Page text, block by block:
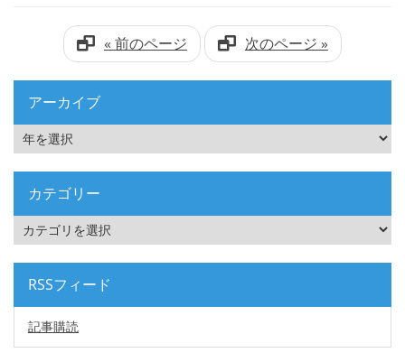
« 前のページ 次のページ »
アーカイブ
カテゴリー
RSSフィード
記事購読